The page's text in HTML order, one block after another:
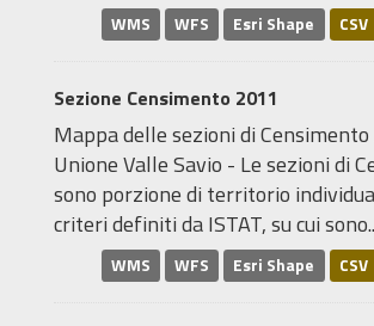
WMS WFS Esri Shape CSV
Sezione Censimento 2011
Mappa delle sezioni di
Unione Valle Savio - Le sezioni di
sono porzione di territorio
criteri definiti da ISTAT, su cui
WMS WFS Esri Shape CSV